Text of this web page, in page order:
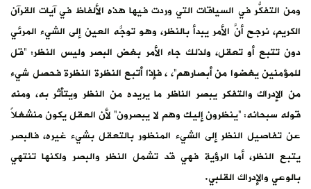
ومن التفكُّر في السياقات التي وردت فيها هذه الألفاظ في آيات القرآن
الكريم، نرجح أنَّ الأمر يبدأ بالنظر، وهو توجُّه العين إلى الشيء المرئي
دون تتبع أو تعقل، ولذلك جاء الأمر بغض البصر وليس النظر: “قل
للمؤمنين يغضوا من أبصارهم”، ، فإذا أتبع النظرة النظرة فحصل شيء
من الإدراك والتفكر يبصر الناظر ما يريده من النظر ويتأثر به، ومنه
قوله سبحانه: “ينظرون إليك وهم لا يبصرون” لأن العقل يكون منشغلاً
عن تفاصيل النظر إلى الشيء المنظور بالتعقل بشيء غيره، فالبصر
يتبع النظر، أما الرؤية فهي قد تشمل النظر والبصر ولكنها تنتهي
بالوعي والإدراك القلبي.